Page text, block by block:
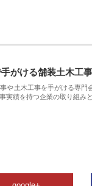
がける舗装土木工
や土木工事を手がける専門
実績を持つ企業の取り組み